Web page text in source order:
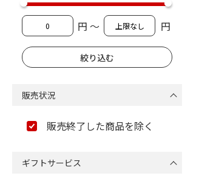
円 ～ 円
販売状況
販売終了した商品を除く
ギフトサービス